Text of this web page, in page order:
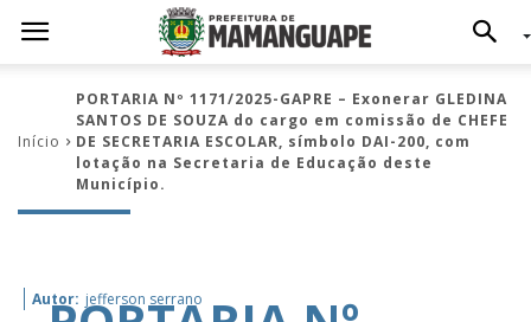
Início
PORTARIA Nº 1171/2025-GAPRE – Exonerar GLEDINA
SANTOS DE SOUZA do cargo em comissão de CHEFE
DE SECRETARIA ESCOLAR, símbolo DAI-200, com
lotação na Secretaria de Educação deste
Município.
Autor: jefferson serrano